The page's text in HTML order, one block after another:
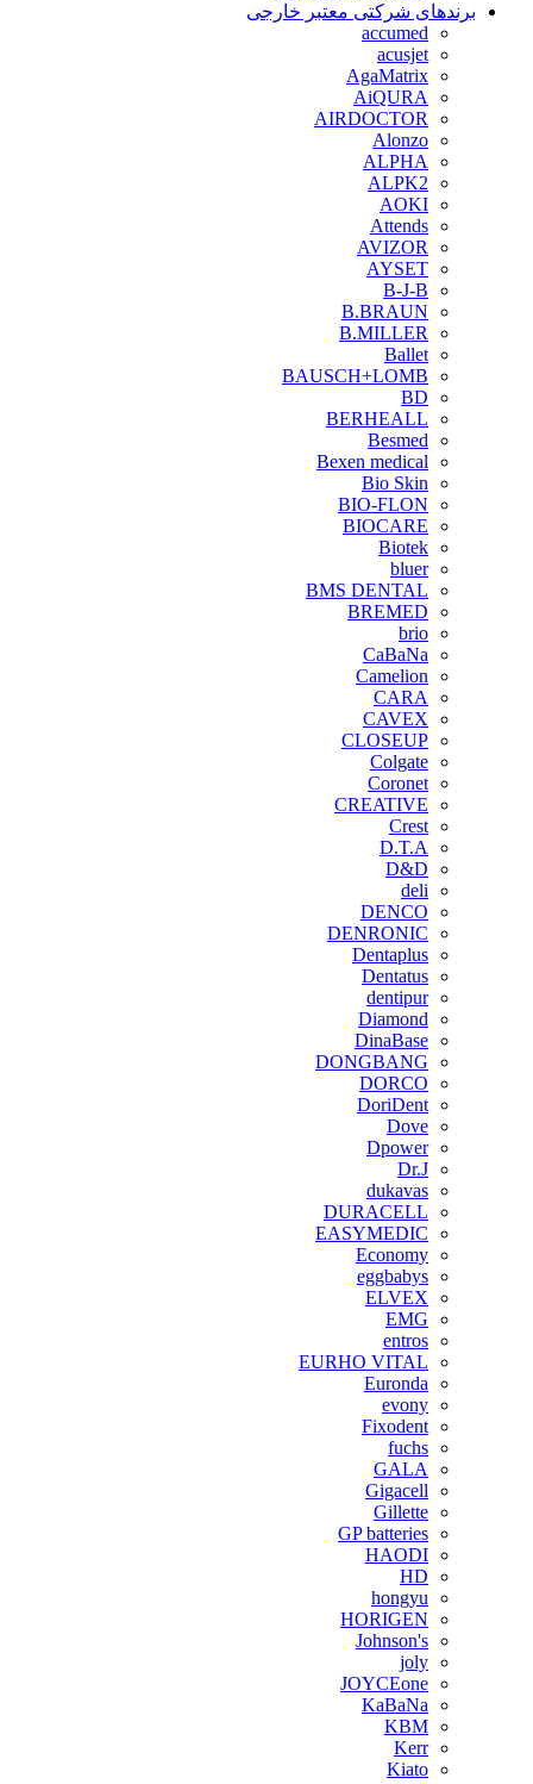
برندهای شرکتی معتبر خارجی
accumed
acusjet
AgaMatrix
AiQURA
AIRDOCTOR
Alonzo
ALPHA
ALPK2
AOKI
Attends
AVIZOR
AYSET
B-J-B
B.BRAUN
B.MILLER
Ballet
BAUSCH+LOMB
BD
BERHEALL
Besmed
Bexen medical
Bio Skin
BIO-FLON
BIOCARE
Biotek
bluer
BMS DENTAL
BREMED
brio
CaBaNa
Camelion
CARA
CAVEX
CLOSEUP
Colgate
Coronet
CREATIVE
Crest
D.T.A
D&D
deli
DENCO
DENRONIC
Dentaplus
Dentatus
dentipur
‌Diamond
DinaBase
DONGBANG
DORCO
DoriDent
Dove
Dpower
Dr.J
dukavas
DURACELL
EASYMEDIC
Economy
eggbabys
ELVEX
EMG
entros
EURHO VITAL
Euronda
evony
Fixodent
fuchs
GALA
Gigacell
Gillette
GP batteries
HAODI
HD
hongyu
HORIGEN
Johnson's
joly
JOYCEone
KaBaNa
KBM
Kerr
Kiato